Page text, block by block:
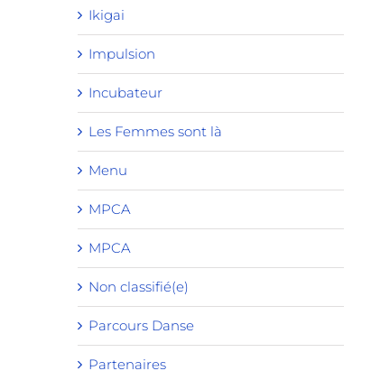
Ikigai
Impulsion
Incubateur
Les Femmes sont là
Menu
MPCA
MPCA
Non classifié(e)
Parcours Danse
Partenaires